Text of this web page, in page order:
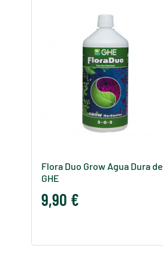
Flora Duo Grow Agua Dura de
GHE
9,90 €